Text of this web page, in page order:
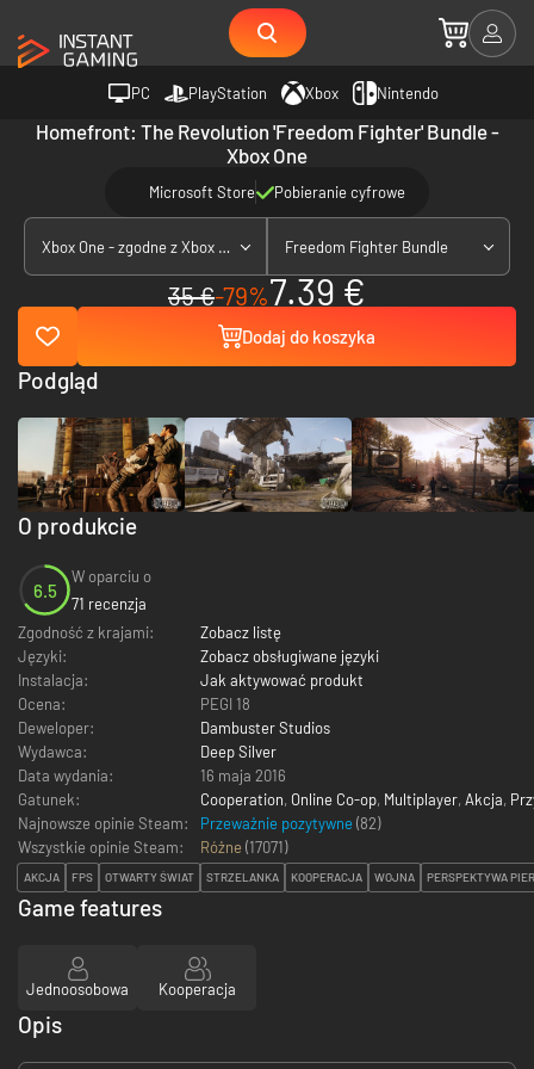
PC PlayStation Xbox Nintendo
Homefront: The Revolution 'Freedom Fighter' Bundle -
Xbox One
Microsoft Store Pobieranie cyfrowe
Xbox One - zgodne z Xbox Series X|S Freedom Fighter Bundle
35 €-79%7.39 €
Dodaj do koszyka
O produkcie
6.5
W oparciu o
71 recenzja
Zgodność z krajami:
Zobacz listę
Języki:
Zobacz obsługiwane języki
Instalacja:
Jak aktywować produkt
Ocena:
PEGI 18
Deweloper:
Dambuster Studios
Wydawca:
Deep Silver
Data wydania:
16 maja 2016
Gatunek:
Cooperation, Online Co-op, Multiplayer, Akcja,
Najnowsze opinie Steam:
Przeważnie pozytywne (82)
Wszystkie opinie Steam:
Różne (17071)
AKCJA FPS OTWARTY ŚWIAT STRZELANKA KOOPERACJA WOJNA PERSPEKTYWA
Podgląd
Game features
Jednoosobowa Kooperacja
Opis